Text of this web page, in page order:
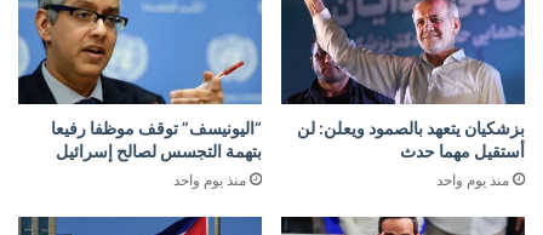
بزشكيان يتعهد بالصمود ويعلن: لن
أستقيل مهما حدث
منذ يوم واحد
“اليونيسف” توقف موظفا رفيعا
بتهمة التجسس لصالح إسرائيل
منذ يوم واحد